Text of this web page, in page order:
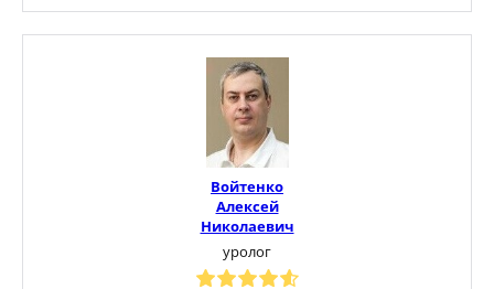
Войтенко
Алексей
Николаевич
уролог